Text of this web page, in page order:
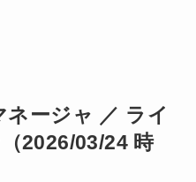
ネージャ ／ ライ
2026/03/24 時